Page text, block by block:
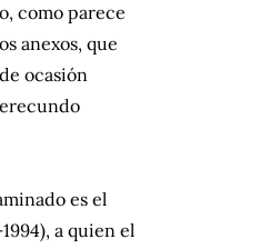
como parece
anexos, que
ocasión
es el
a quien el